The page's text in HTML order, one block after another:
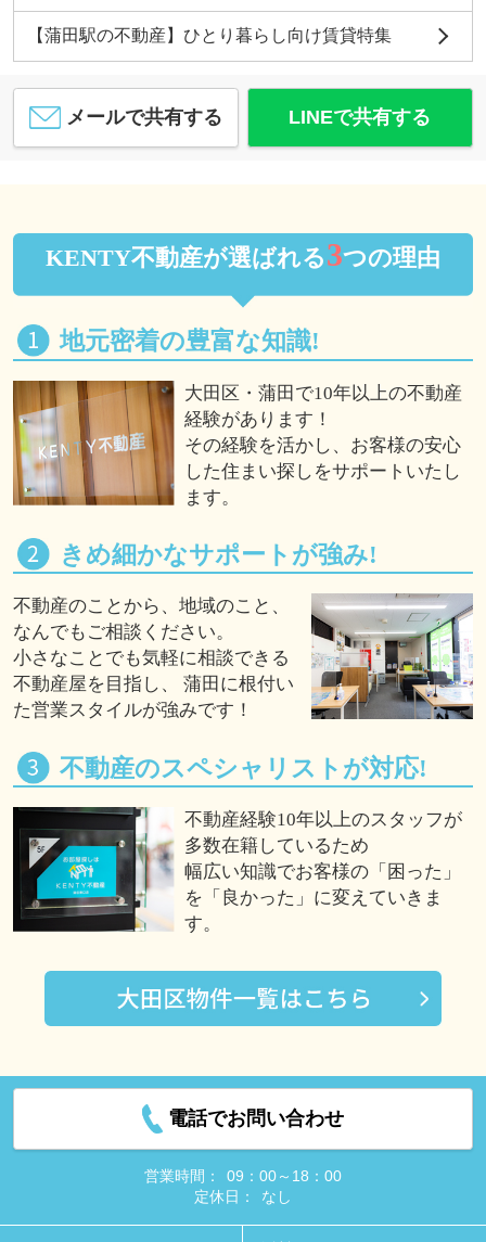
【蒲田駅の不動産】ひとり暮らし向け賃貸特集
メールで共有する LINEで共有する
KENTY不動産が選ばれる3つの理由
地元密着の豊富な知識!
大田区・蒲田で10年以上の不動産
経験があります！
その経験を活かし、お客様の安心
した住まい探しをサポートいたし
ます。
きめ細かなサポートが強み!
不動産のことから、地域のこと、
なんでもご相談ください。
小さなことでも気軽に相談できる
不動産屋を目指し、 蒲田に根付い
た営業スタイルが強みです！
不動産のスペシャリストが対応!
不動産経験10年以上のスタッフが
多数在籍しているため
幅広い知識でお客様の「困った」
を「良かった」に変えていきま
す。
電話でお問い合わせ
営業時間：
09：00～18：00
定休日：
なし